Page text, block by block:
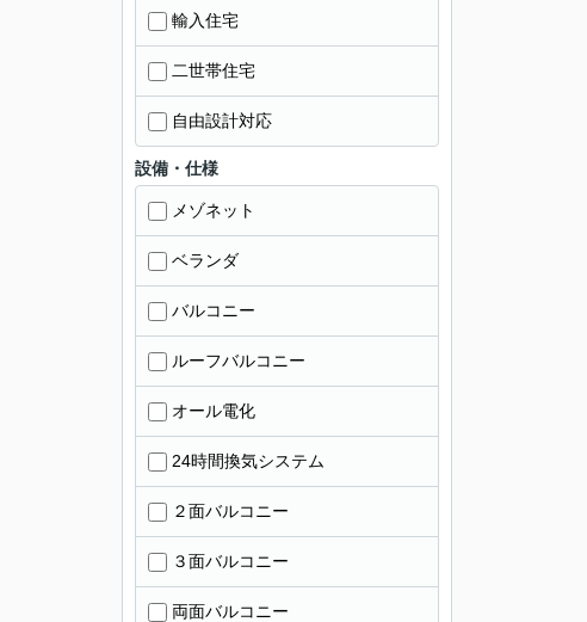
輸入住宅
二世帯住宅
自由設計対応
設備・仕様
メゾネット
ベランダ
バルコニー
ルーフバルコニー
オール電化
24時間換気システム
２面バルコニー
３面バルコニー
両面バルコニー